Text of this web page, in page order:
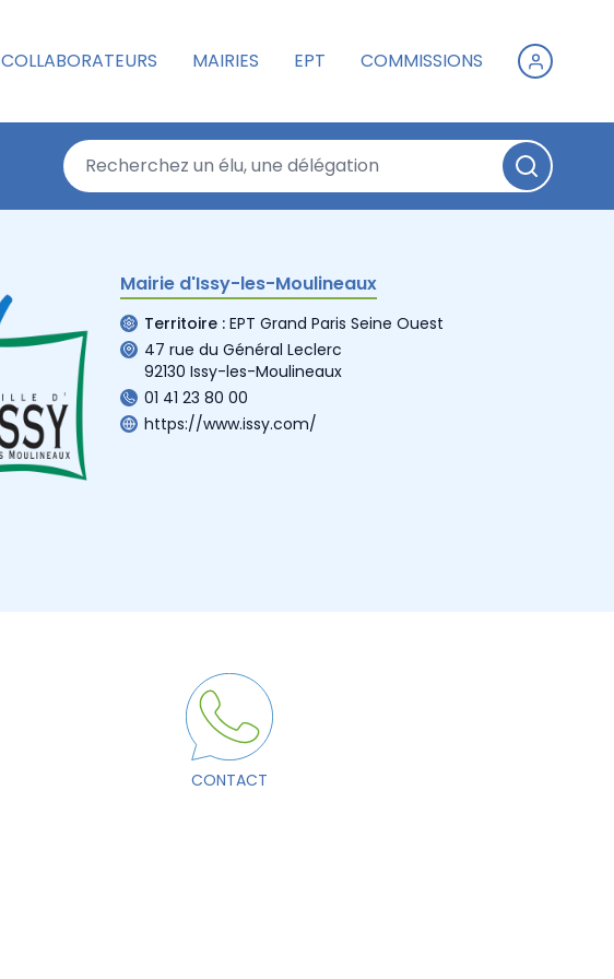
COLLABORATEURS MAIRIES EPT COMMISSIONS
Mairie d'Issy-les-Moulineaux
Territoire : EPT Grand Paris Seine Ouest
47 rue du Général Leclerc
92130 Issy-les-Moulineaux
01 41 23 80 00
https://www.issy.com/
CONTACT